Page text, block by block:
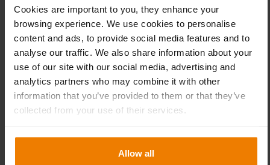
Cookies are important to you, they enhance your
browsing experience. We use cookies to personalise
content and ads, to provide social media features and to
analyse our traffic. We also share information about your
use of our site with our social media, advertising and
analytics partners who may combine it with other
information that you’ve provided to them or that they’ve
collected from your use of their services.
Allow all
det innan det officiellt startar.
Råd 3: Förbättra er förmåga att göra prognoser
Tillförlitligaprognoserär grunden för en framgångsrik
leveranskedja. De är inte förhandlingsbara när det gäller
att uppnå perfekt försörjning och optimala lagernivåer.
För att få en tillförlitlig prognos krävs en bra process och
Programvarusystem med imponerande statistiska
prognosmetoder och AI-tekniker finns nu tillgängliga för